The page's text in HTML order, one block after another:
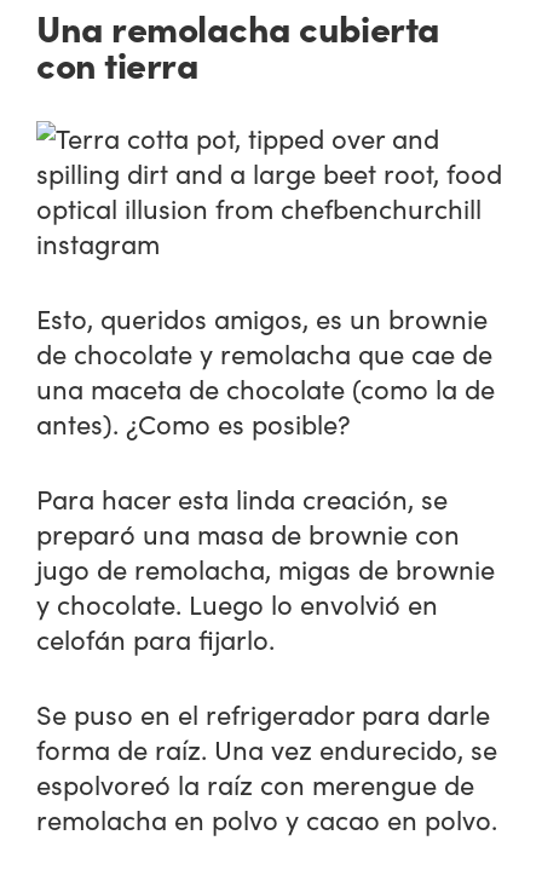
Una remolacha cubierta
con tierra
Esto, queridos amigos, es un brownie
de chocolate y remolacha que cae de
una maceta de chocolate (como la de
antes). ¿Como es posible?
Para hacer esta linda creación, se
preparó una masa de brownie con
jugo de remolacha, migas de brownie
y chocolate. Luego lo envolvió en
celofán para fijarlo.
Se puso en el refrigerador para darle
forma de raíz. Una vez endurecido, se
espolvoreó la raíz con merengue de
remolacha en polvo y cacao en polvo.